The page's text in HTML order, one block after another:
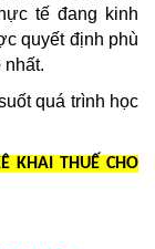
tế đang kinh
quyết định phù
nhất.
quá trình học
KHAI THUẾ CHO